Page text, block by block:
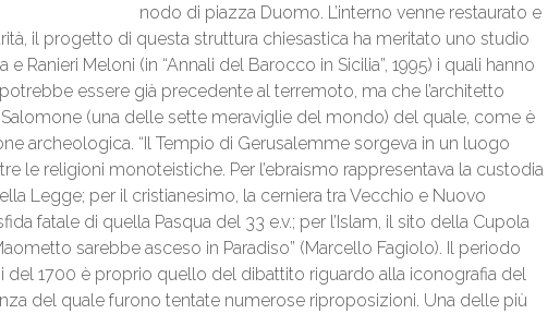
nodo di piazza Duomo. L’interno venne restaurato e
il progetto di questa struttura chiesastica ha meritato uno studio
Ranieri Meloni (in “Annali del Barocco in Sicilia”, 1995) i quali hanno
essere già precedente al terremoto, ma che l’architetto
(una delle sette meraviglie del mondo) del quale, come è
archeologica. “Il Tempio di Gerusalemme sorgeva in un luogo
le religioni monoteistiche. Per l’ebraismo rappresentava la custodia
Legge; per il cristianesimo, la cerniera tra Vecchio e Nuovo
fatale di quella Pasqua del 33 e.v.; per l’Islam, il sito della Cupola
sarebbe asceso in Paradiso” (Marcello Fagiolo). Il periodo
del 1700 è proprio quello del dibattito riguardo alla iconografia del
del quale furono tentate numerose riproposizioni. Una delle più